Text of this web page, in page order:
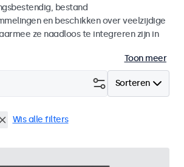
bestand
en beschikken over veelzijdige
ze naadloos te integreren zijn in
Toon meer
Sorteren
Wis alle filters